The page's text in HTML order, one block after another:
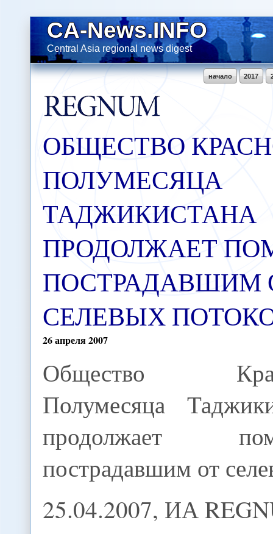
CA-News.INFO
Central Asia regional news digest
2017
начало
ОБЩЕСТВО
ПОЛУМЕСЯЦА
ТАДЖИКИСТАНА
ПРОДОЛЖАЕТ
ПОСТРАДАВШИМ
СЕЛЕВЫХ
26апреля2007
Общество
Полумесяца
продолжает
пострадавшим от
25.04.2007, ИА